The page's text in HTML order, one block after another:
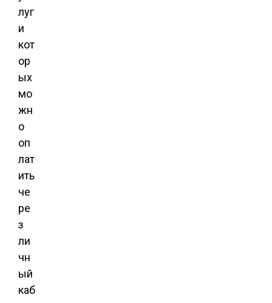
луг
и
кот
ор
ых
мо
жн
о
оп
лат
ить
че
ре
з
ли
чн
ый
каб